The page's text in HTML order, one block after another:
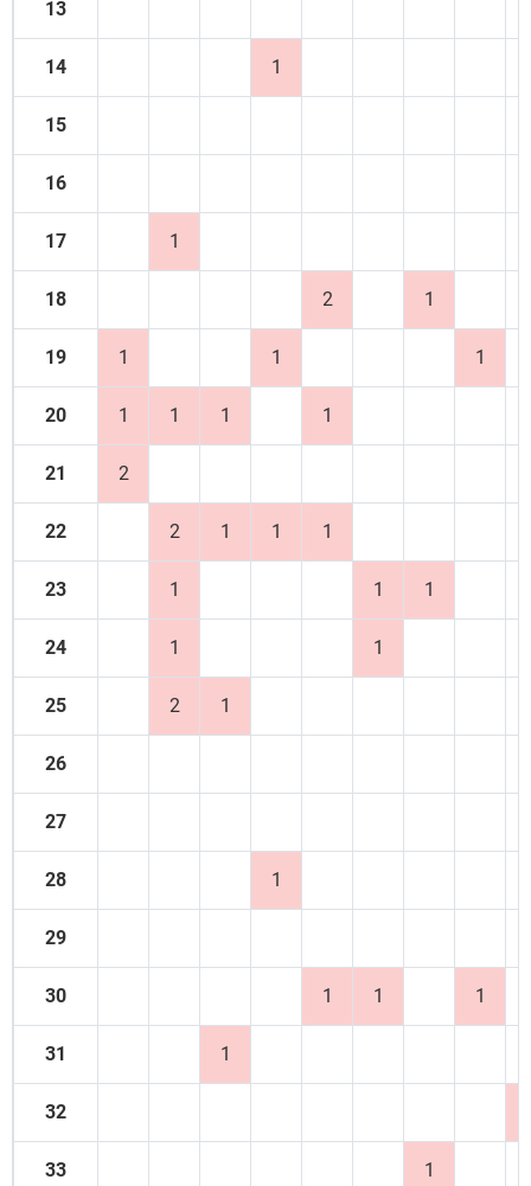
13
14 1
15
16
17 1
18 2 1
19 1 1 1
20 1 1 1 1
21 2
22 2 1 1 1
23 1 1 1
24 1 1
25 2 1
26
27
28 1
29
30 1 1 1
31 1
32
33 1